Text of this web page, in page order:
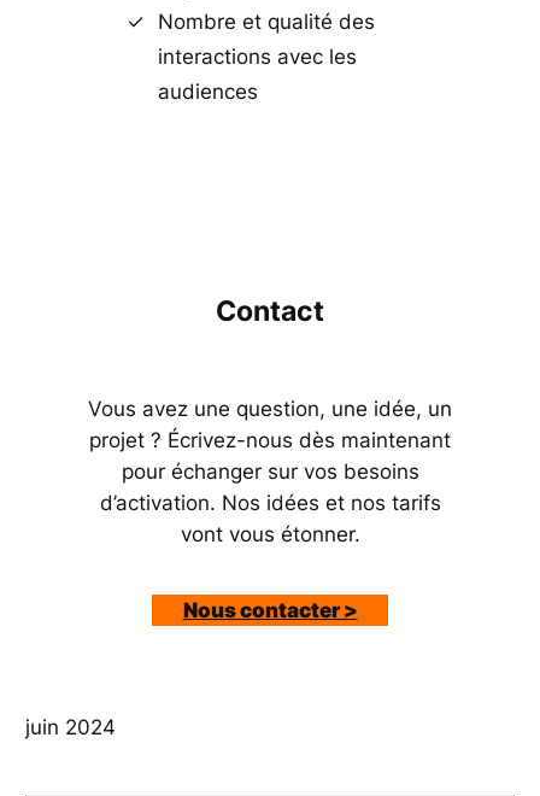
Nombre et qualité des
interactions avec les
audiences
Contact
Vous avez une question, une idée, un
projet ? Écrivez-nous dès maintenant
pour échanger sur vos besoins
d’activation. Nos idées et nos tarifs
vont vous étonner.
Nous contacter >
juin 2024